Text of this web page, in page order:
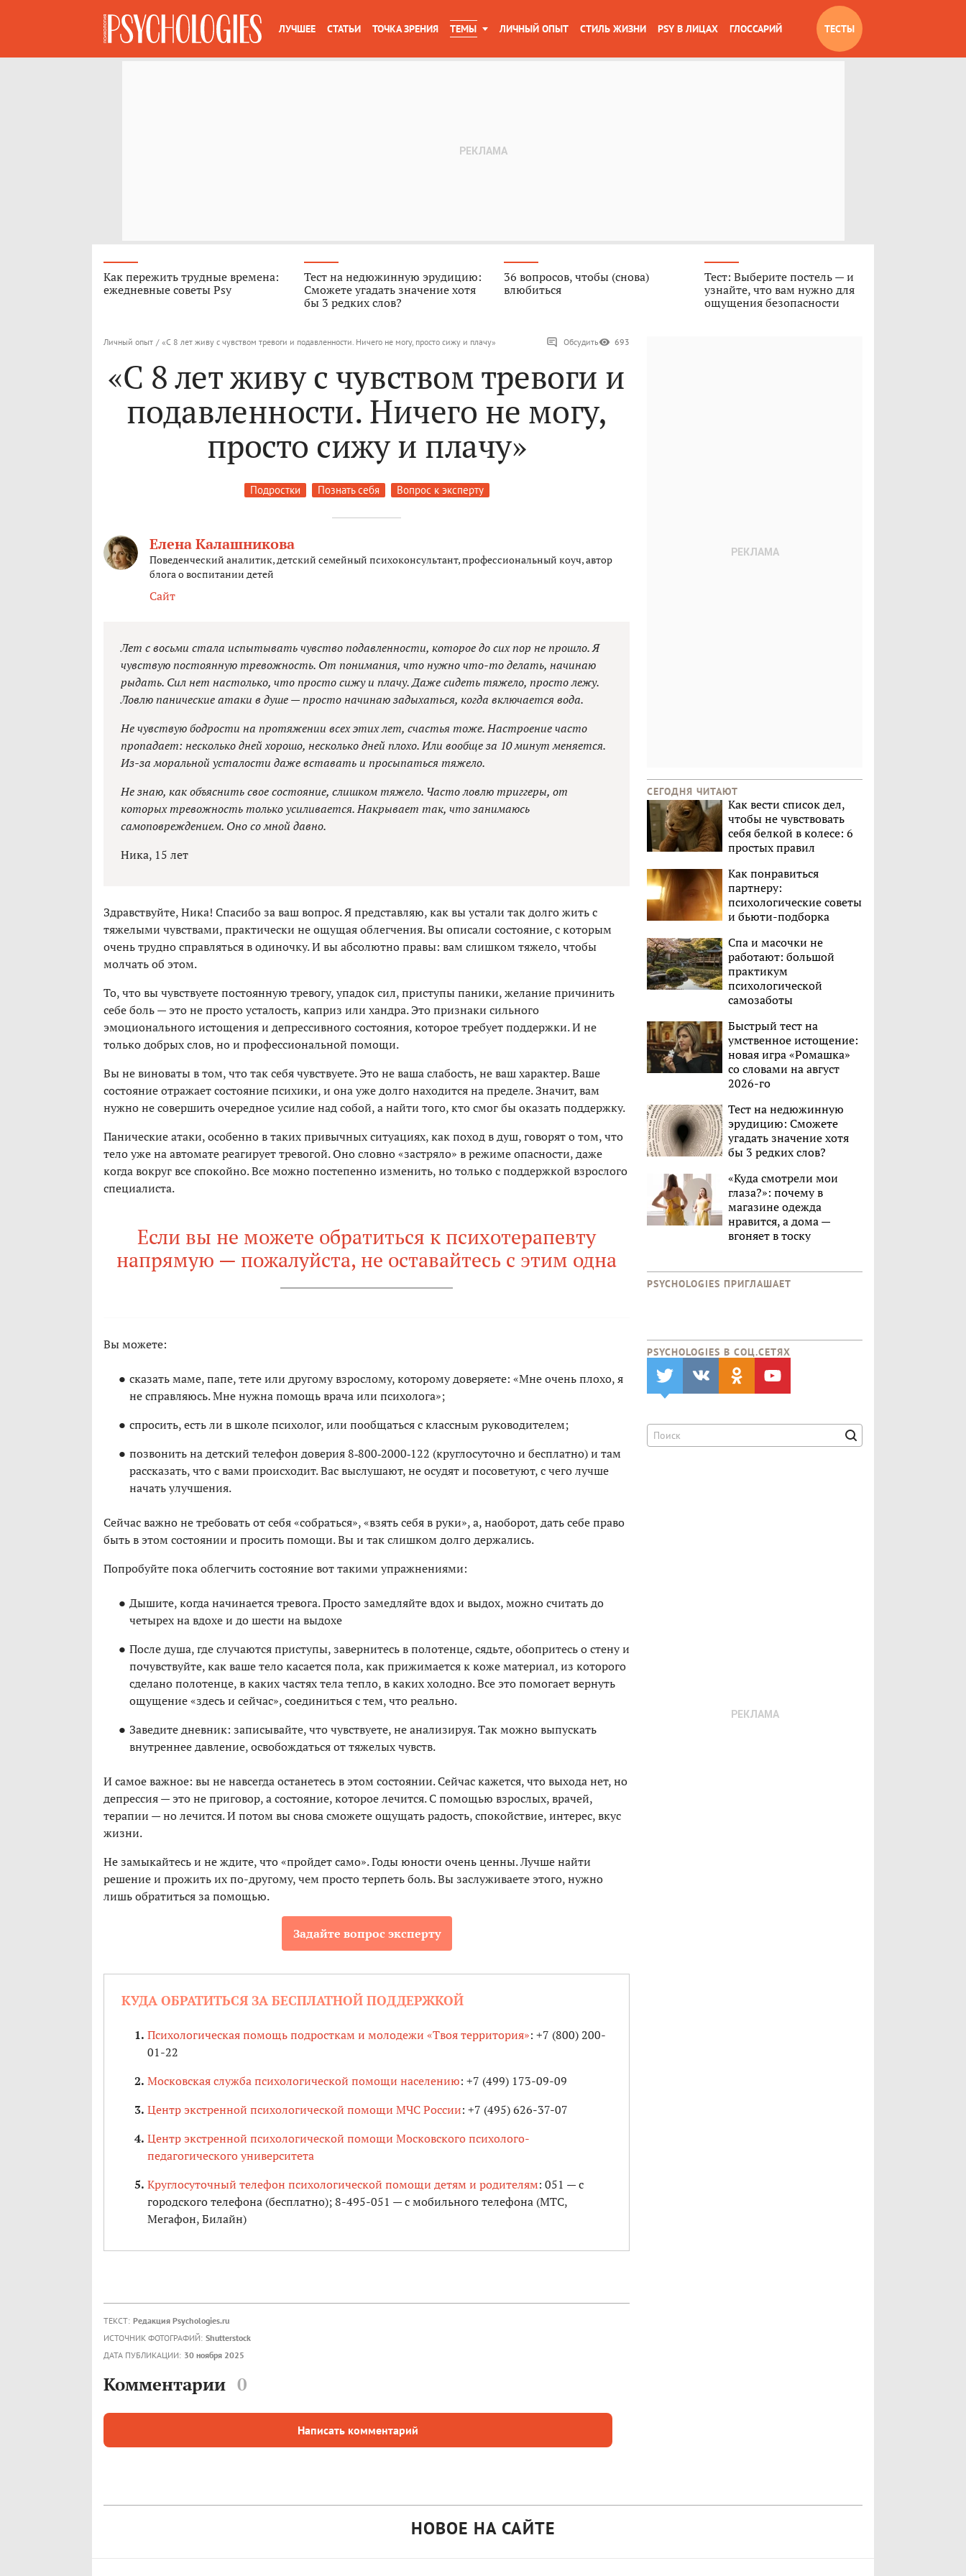
ЛУЧШЕЕ СТАТЬИ ТОЧКА ЗРЕНИЯ ТЕМЫ ЛИЧНЫЙ ОПЫТ СТИЛЬ ЖИЗНИ PSY В ЛИЦАХ ГЛОССАРИЙ ТЕСТЫ
Как пережить трудные времена:
ежедневные советы Psy
Тест на недюжинную эрудицию:
Сможете угадать значение хотя
бы 3 редких слов?
36 вопросов, чтобы (снова)
влюбиться
Тест: Выберите постель — и
узнайте, что вам нужно для
ощущения безопасности
Личный опыт / «С 8 лет живу с чувством тревоги и подавленности. Ничего не могу, просто сижу и плачу» Обсудить 693
«С 8 лет живу с чувством тревоги и
подавленности. Ничего не могу,
просто сижу и плачу»
Подростки Познать себя Вопрос к эксперту
Елена Калашникова
Поведенческий аналитик, детский семейный психоконсультант, профессиональный коуч, автор
блога о воспитании детей
Сайт
Лет с восьми стала испытывать чувство подавленности, которое до сих пор не прошло. Я
чувствую постоянную тревожность. От понимания, что нужно что-то делать, начинаю
рыдать. Сил нет настолько, что просто сижу и плачу. Даже сидеть тяжело, просто лежу.
Ловлю панические атаки в душе — просто начинаю задыхаться, когда включается вода.
Не чувствую бодрости на протяжении всех этих лет, счастья тоже. Настроение часто
пропадает: несколько дней хорошо, несколько дней плохо. Или вообще за 10 минут меняется.
Из-за моральной усталости даже вставать и просыпаться тяжело.
Не знаю, как объяснить свое состояние, слишком тяжело. Часто ловлю триггеры, от
которых тревожность только усиливается. Накрывает так, что занимаюсь
самоповреждением. Оно со мной давно.
Ника, 15 лет
Здравствуйте, Ника! Спасибо за ваш вопрос. Я представляю, как вы устали так долго жить с
тяжелыми чувствами, практически не ощущая облегчения. Вы описали состояние, с которым
очень трудно справляться в одиночку. И вы абсолютно правы: вам слишком тяжело, чтобы
молчать об этом.
То, что вы чувствуете постоянную тревогу, упадок сил, приступы паники, желание причинить
себе боль — это не просто усталость, каприз или хандра. Это признаки сильного
эмоционального истощения и депрессивного состояния, которое требует поддержки. И не
только добрых слов, но и профессиональной помощи.
Вы не виноваты в том, что так себя чувствуете. Это не ваша слабость, не ваш характер. Ваше
состояние отражает состояние психики, и она уже долго находится на пределе. Значит, вам
нужно не совершить очередное усилие над собой, а найти того, кто смог бы оказать поддержку.
Панические атаки, особенно в таких привычных ситуациях, как поход в душ, говорят о том, что
тело уже на автомате реагирует тревогой. Оно словно «застряло» в режиме опасности, даже
когда вокруг все спокойно. Все можно постепенно изменить, но только с поддержкой взрослого
специалиста.
Если вы не можете обратиться к психотерапевту
напрямую — пожалуйста, не оставайтесь с этим одна
Вы можете:
сказать маме, папе, тете или другому взрослому, которому доверяете: «Мне очень плохо, я
не справляюсь. Мне нужна помощь врача или психолога»;
спросить, есть ли в школе психолог, или пообщаться с классным руководителем;
позвонить на детский телефон доверия 8‑800‑2000‑122 (круглосуточно и бесплатно) и там
рассказать, что с вами происходит. Вас выслушают, не осудят и посоветуют, с чего лучше
начать улучшения.
Сейчас важно не требовать от себя «собраться», «взять себя в руки», а, наоборот, дать себе право
быть в этом состоянии и просить помощи. Вы и так слишком долго держались.
Попробуйте пока облегчить состояние вот такими упражнениями:
Дышите, когда начинается тревога. Просто замедляйте вдох и выдох, можно считать до
четырех на вдохе и до шести на выдохе
После душа, где случаются приступы, завернитесь в полотенце, сядьте, обопритесь о стену и
почувствуйте, как ваше тело касается пола, как прижимается к коже материал, из которого
сделано полотенце, в каких частях тела тепло, в каких холодно. Все это помогает вернуть
ощущение «здесь и сейчас», соединиться с тем, что реально.
Заведите дневник: записывайте, что чувствуете, не анализируя. Так можно выпускать
внутреннее давление, освобождаться от тяжелых чувств.
И самое важное: вы не навсегда останетесь в этом состоянии. Сейчас кажется, что выхода нет, но
депрессия — это не приговор, а состояние, которое лечится. С помощью взрослых, врачей,
терапии — но лечится. И потом вы снова сможете ощущать радость, спокойствие, интерес, вкус
жизни.
Не замыкайтесь и не ждите, что «пройдет само». Годы юности очень ценны. Лучше найти
решение и прожить их по-другому, чем просто терпеть боль. Вы заслуживаете этого, нужно
лишь обратиться за помощью.
Задайте вопрос эксперту
КУДА ОБРАТИТЬСЯ ЗА БЕСПЛАТНОЙ ПОДДЕРЖКОЙ
Психологическая помощь подросткам и молодежи «Твоя территория»: +7 (800) 200-
01-22
Московская служба психологической помощи населению: +7 (499) 173-09-09
Центр экстренной психологической помощи МЧС России: +7 (495) 626-37-07
Центр экстренной психологической помощи Московского психолого-
педагогического университета
Круглосуточный телефон психологической помощи детям и родителям: 051 — с
городского телефона (бесплатно); 8-495-051 — с мобильного телефона (МТС,
Мегафон, Билайн)
ТЕКСТ: Редакция Psychologies.ru
ИСТОЧНИК ФОТОГРАФИЙ: Shutterstock
ДАТА ПУБЛИКАЦИИ: 30 ноября 2025
Комментарии 0
Написать комментарий
СЕГОДНЯ ЧИТАЮТ
Как вести список дел,
чтобы не чувствовать
себя белкой в колесе: 6
простых правил
Как понравиться
партнеру:
психологические советы
и бьюти-подборка
Спа и масочки не
работают: большой
практикум
психологической
самозаботы
Быстрый тест на
умственное истощение:
новая игра «Ромашка»
со словами на август
2026-го
Тест на недюжинную
эрудицию: Сможете
угадать значение хотя
бы 3 редких слов?
«Куда смотрели мои
глаза?»: почему в
магазине одежда
нравится, а дома —
вгоняет в тоску
PSYCHOLOGIES ПРИГЛАШАЕТ
PSYCHOLOGIES В CОЦ.СЕТЯХ
НОВОЕ НА САЙТЕ